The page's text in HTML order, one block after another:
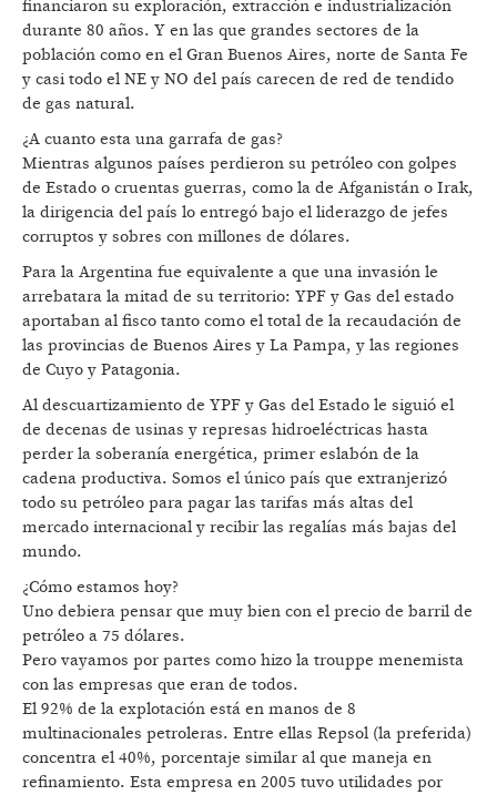
financiaron su exploración, extracción e industrialización
durante 80 años. Y en las que grandes sectores de la
población como en el Gran Buenos Aires, norte de Santa Fe
y casi todo el NE y NO del país carecen de red de tendido
de gas natural.
¿A cuanto esta una garrafa de gas?
Mientras algunos países perdieron su petróleo con golpes
de Estado o cruentas guerras, como la de Afganistán o Irak,
la dirigencia del país lo entregó bajo el liderazgo de jefes
corruptos y sobres con millones de dólares.
Para la Argentina fue equivalente a que una invasión le
arrebatara la mitad de su territorio: YPF y Gas del estado
aportaban al fisco tanto como el total de la recaudación de
las provincias de Buenos Aires y La Pampa, y las regiones
de Cuyo y Patagonia.
Al descuartizamiento de YPF y Gas del Estado le siguió el
de decenas de usinas y represas hidroeléctricas hasta
perder la soberanía energética, primer eslabón de la
cadena productiva. Somos el único país que extranjerizó
todo su petróleo para pagar las tarifas más altas del
mercado internacional y recibir las regalías más bajas del
mundo.
¿Cómo estamos hoy?
Uno debiera pensar que muy bien con el precio de barril de
petróleo a 75 dólares.
Pero vayamos por partes como hizo la trouppe menemista
con las empresas que eran de todos.
El 92% de la explotación está en manos de 8
multinacionales petroleras. Entre ellas Repsol (la preferida)
concentra el 40%, porcentaje similar al que maneja en
refinamiento. Esta empresa en 2005 tuvo utilidades por